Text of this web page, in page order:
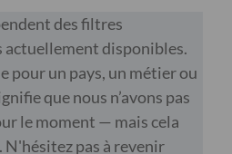
des filtres
actuellement disponibles.
pour un pays, un métier ou
que nous n’avons pas
le moment — mais cela
pas à revenir